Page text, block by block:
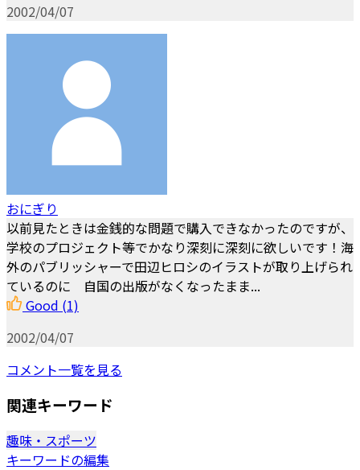
2002/04/07
おにぎり
以前見たときは金銭的な問題で購入できなかったのですが、
学校のプロジェクト等でかなり深刻に深刻に欲しいです！海
外のパブリッシャーで田辺ヒロシのイラストが取り上げられ
ているのに 自国の出版がなくなったまま...
Good (1)
2002/04/07
コメント一覧を見る
関連キーワード
趣味・スポーツ
キーワードの編集